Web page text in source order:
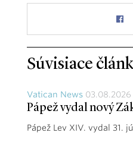
Súvisiace
Vatican News 03.08.2026
Pápež vydal nový
Pápež Lev XIV. vydal 31.